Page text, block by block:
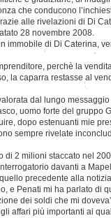
che conducono
alle rivelazioni di Di
28 novembre 2008.
immobile di Di Caterina,
perchè la
la caparra restasse al
dal lungo
uomo forte del gruppo
dopo estenuanti mie
sempre rivelate
di 2 milioni staccato nel
davanti a
precedente alla
e Penati mi ha parlato di
dei soldi che mi
affari più importanti ai